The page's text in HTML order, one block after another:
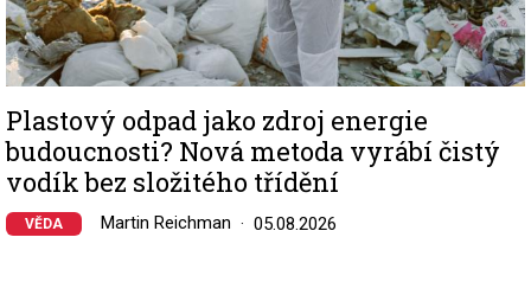
Plastový odpad jako zdroj energie
budoucnosti? Nová metoda vyrábí čistý
vodík bez složitého třídění
VĚDA Martin Reichman 05.08.2026